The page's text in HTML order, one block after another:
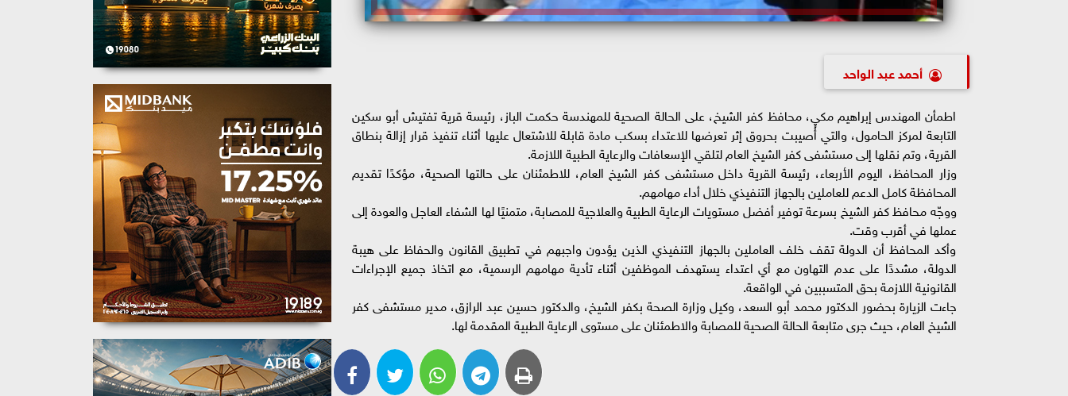
أحمد عبد الواحد
اطمأن المهندس إبراهيم مكي، محافظ كفر الشيخ، على الحالة الصحية للمهندسة حكمت الباز، رئيسة قرية تفتيش أبو سكين
التابعة لمركز الحامول، والتي أُصيبت بحروق إثر تعرضها للاعتداء بسكب مادة قابلة للاشتعال عليها أثناء تنفيذ قرار إزالة بنطاق
القرية، وتم نقلها إلى مستشفى كفر الشيخ العام لتلقي الإسعافات والرعاية الطبية اللازمة.
وزار المحافظ، اليوم الأربعاء، رئيسة القرية داخل مستشفى كفر الشيخ العام، للاطمئنان على حالتها الصحية، مؤكدًا تقديم
المحافظة كامل الدعم للعاملين بالجهاز التنفيذي خلال أداء مهامهم.
ووجّه محافظ كفر الشيخ بسرعة توفير أفضل مستويات الرعاية الطبية والعلاجية للمصابة، متمنيًا لها الشفاء العاجل والعودة إلى
عملها في أقرب وقت.
وأكد المحافظ أن الدولة تقف خلف العاملين بالجهاز التنفيذي الذين يؤدون واجبهم في تطبيق القانون والحفاظ على هيبة
الدولة، مشددًا على عدم التهاون مع أي اعتداء يستهدف الموظفين أثناء تأدية مهامهم الرسمية، مع اتخاذ جميع الإجراءات
القانونية اللازمة بحق المتسببين في الواقعة.
جاءت الزيارة بحضور الدكتور محمد أبو السعد، وكيل وزارة الصحة بكفر الشيخ، والدكتور حسين عبد الرازق، مدير مستشفى كفر
الشيخ العام، حيث جرى متابعة الحالة الصحية للمصابة والاطمئنان على مستوى الرعاية الطبية المقدمة لها.